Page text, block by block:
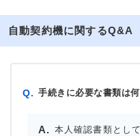
自動契約機に関するQ&A
Q. 手続きに必要な書類は
本人確認書類とし